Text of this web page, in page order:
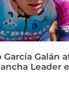
García Galán
Leader